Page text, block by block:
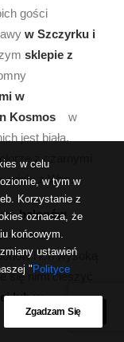
gości
w Szczyrku i
sklepie z
w
Kosmos w
jest biała.
z czarnymi
wielu z Was.
balonów
mile
i ich wysoką
się nimi cieszyć
lub w
w celu
w tym w
Korzystanie z
oznacza, że
końcowym.
ustawień
" Polityce
Zgadzam Się